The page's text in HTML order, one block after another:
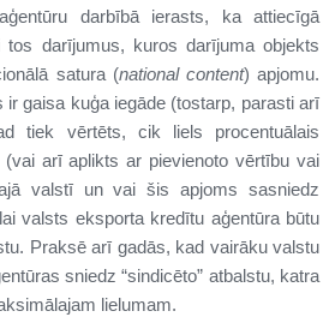
darbībā ierasts, ka attiecīgā
tos darījumus, kuros darījuma objekts
satura (national content) apjomu.
ir gaisa kuģa iegāde (tostarp, parasti arī
tiek vērtēts, cik liels procentuālais
arī aplikts ar pievienoto vērtību vai
valstī un vai šis apjoms sasniedz
valsts eksporta kredītu aģentūra būtu
Praksē arī gadās, kad vairāku valstu
sniedz “sindicēto” atbalstu, katra
lielumam.